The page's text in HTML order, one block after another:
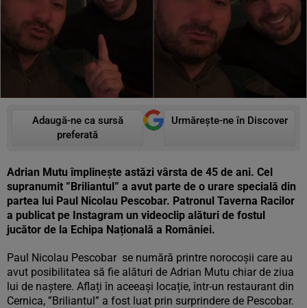
Adaugă-ne ca sursă
preferată
Urmărește-ne în Discover
Adrian Mutu împlinește astăzi vârsta de 45 de ani. Cel
supranumit ”Briliantul” a avut parte de o urare specială din
partea lui Paul Nicolau Pescobar. Patronul Taverna Racilor
a publicat pe Instagram un videoclip alături de fostul
jucător de la Echipa Națională a României.
Paul Nicolau Pescobar se numără printre norocoșii care au
avut posibilitatea să fie alături de Adrian Mutu chiar de ziua
lui de naștere. Aflați în aceeași locație, într-un restaurant din
Cernica, ”Briliantul” a fost luat prin surprindere de Pescobar.